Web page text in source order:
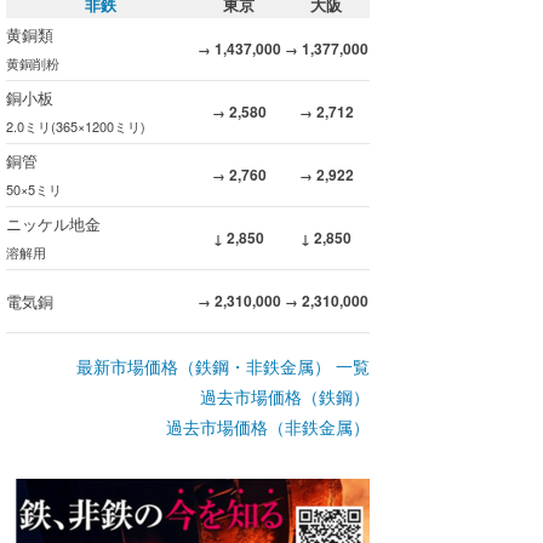
黄銅類
黄銅削粉
→ 1,437,000 → 1,377,000
銅小板
2.0ミリ(365×1200ミリ)
→ 2,580 → 2,712
銅管
50×5ミリ
→ 2,760 → 2,922
ニッケル地金
溶解用
↓ 2,850 ↓ 2,850
電気銅 → 2,310,000 → 2,310,000
最新市場価格（鉄鋼・非鉄金属） 一覧
過去市場価格（鉄鋼）
過去市場価格（非鉄金属）